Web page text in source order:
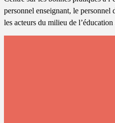
personnel enseignant, le personnel
les acteurs du milieu de